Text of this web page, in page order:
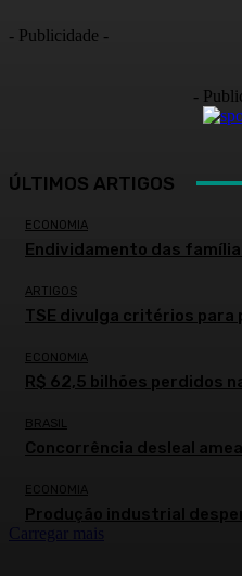
- Publicidade -
-
ÚLTIMOS ARTIGOS
ECONOMIA
Endividamento das
ARTIGOS
TSE divulga critérios para
ECONOMIA
R$ 62,5 bilhões perdidos
BRASIL
Concorrência desleal
ECONOMIA
Produção industrial